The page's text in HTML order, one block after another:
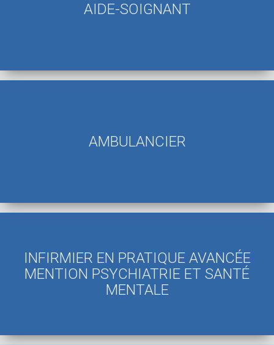
AIDE-SOIGNANT
AMBULANCIER
INFIRMIER EN PRATIQUE AVANCÉE
MENTION PSYCHIATRIE ET SANTÉ
MENTALE